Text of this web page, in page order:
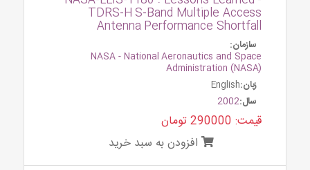
TDRS-H S-Band Multiple Access
Antenna Performance Shortfall
سازمان:
NASA - National Aeronautics and Space
Administration (NASA)
زبان:English
سال:2002
قیمت: 290000 تومان
افزودن به سبد خرید